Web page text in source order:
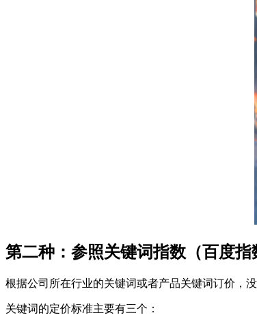
第二种：参照关键词指数（百度指
根据公司所在行业的关键词或者产品关键词订价，
关键词的定价标准主要有三个：